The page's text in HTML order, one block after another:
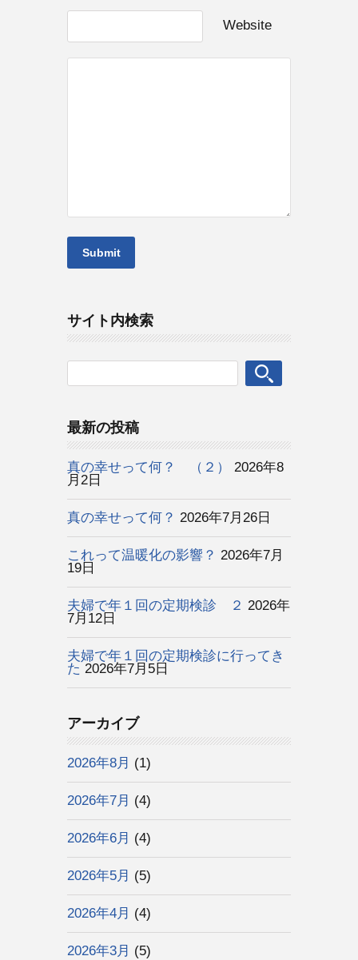
Website
サイト内検索
最新の投稿
真の幸せって何？ （２）
2026年8
月2日
真の幸せって何？ 2026年7月26日
これって温暖化の影響？ 2026年7月
19日
夫婦で年１回の定期検診 ２ 2026年
7月12日
夫婦で年１回の定期検診に行ってき
た 2026年7月5日
アーカイブ
2026年8月 (1)
2026年7月 (4)
2026年6月 (4)
2026年5月 (5)
2026年4月 (4)
2026年3月 (5)